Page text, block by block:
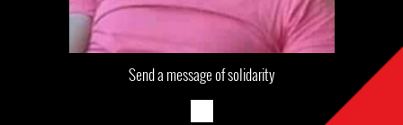
Send a message of solidarity